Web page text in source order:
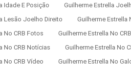
Idade E Posição
Guilherme Estrella
Lesão Joelho Direito
Guilherme Estrella
No CRB Fotos
Guilherme Estrella No
No CRB Notícias
Guilherme Estrella No
No CRB Vídeo
Guilherme Estrella No